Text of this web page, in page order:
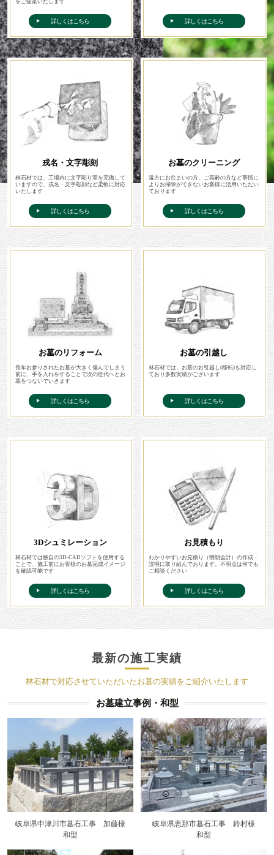
詳しくはこちら 詳しくはこちら
戎名・文字彫刻
林石材では、工場内に文字彫り室を完備して
いますので、戎名・文字彫刻など柔軟に対応
いたします
詳しくはこちら
お墓のクリーニング
遠方にお住まいの方、ご高齢の方など事情に
よりお掃除ができないお客様に活用いただい
ております
詳しくはこちら
お墓のリフォーム
長年お参りされたお墓が大きく傷んでしまう
前に、手を入れをすることで次の世代へとお
墓をつないでいきます
詳しくはこちら
お墓の引越し
林石材では、お墓のお引越し(移転)も対応し
ており多数実績がございます
詳しくはこちら
3Dシュミレーション
林石材では独自の3D-CADソフトを使用する
ことで、施工前にお客様のお墓完成イメージ
を確認可能です
詳しくはこちら
お見積もり
わかりやすいお見積り（明朗会計）の作成・
説明に取り組んでおります。不明点は何でも
ご相談ください
詳しくはこちら
最新の施工実績
林石材で対応させていただいたお墓の実績をご紹介いたします
お墓建立事例・和型
岐阜県中津川市墓石工事 加藤様
和型
岐阜県恵那市墓石工事 鈴村様
和型